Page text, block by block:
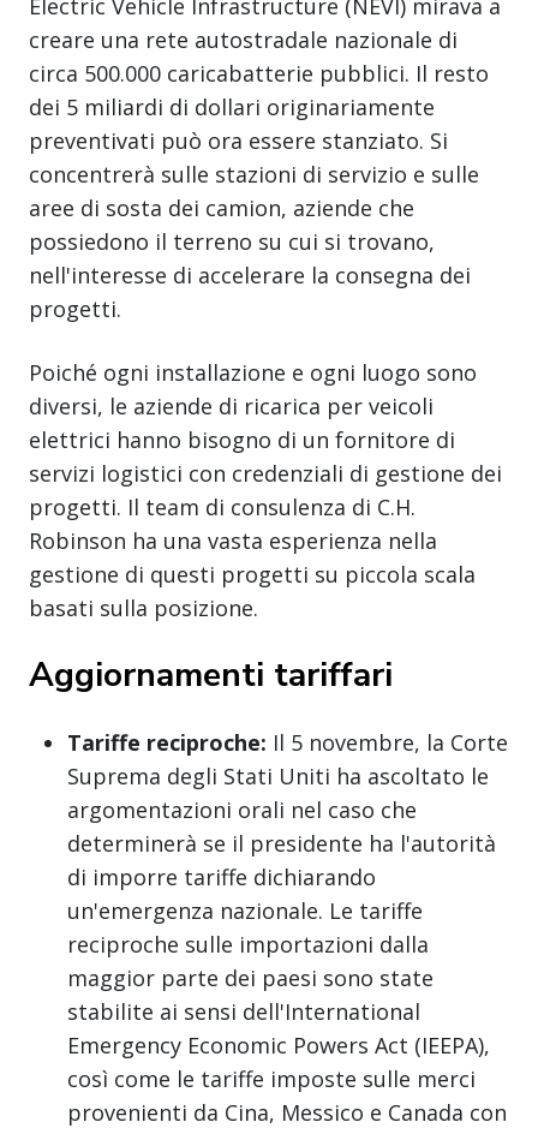
creare una rete autostradale nazionale di
circa 500.000 caricabatterie pubblici. Il resto
dei 5 miliardi di dollari originariamente
preventivati può ora essere stanziato. Si
concentrerà sulle stazioni di servizio e sulle
aree di sosta dei camion, aziende che
possiedono il terreno su cui si trovano,
nell'interesse di accelerare la consegna dei
progetti.
Poiché ogni installazione e ogni luogo sono
diversi, le aziende di ricarica per veicoli
elettrici hanno bisogno di un fornitore di
servizi logistici con credenziali di gestione dei
progetti. Il team di consulenza di C.H.
Robinson ha una vasta esperienza nella
gestione di questi progetti su piccola scala
basati sulla posizione.
Aggiornamenti tariffari
Tariffe reciproche: Il 5 novembre, la Corte
Suprema degli Stati Uniti ha ascoltato le
argomentazioni orali nel caso che
determinerà se il presidente ha l'autorità
di imporre tariffe dichiarando
un'emergenza nazionale. Le tariffe
reciproche sulle importazioni dalla
maggior parte dei paesi sono state
stabilite ai sensi dell'International
Emergency Economic Powers Act (IEEPA),
così come le tariffe imposte sulle merci
provenienti da Cina, Messico e Canada con